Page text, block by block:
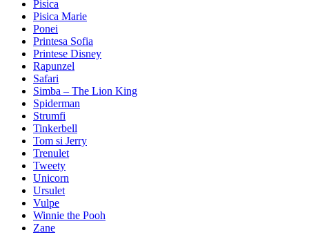
Pisica
Pisica Marie
Ponei
Printesa Sofia
Printese Disney
Rapunzel
Safari
Simba – The Lion King
Spiderman
Strumfi
Tinkerbell
Tom si Jerry
Trenulet
Tweety
Unicorn
Ursulet
Vulpe
Winnie the Pooh
Zane